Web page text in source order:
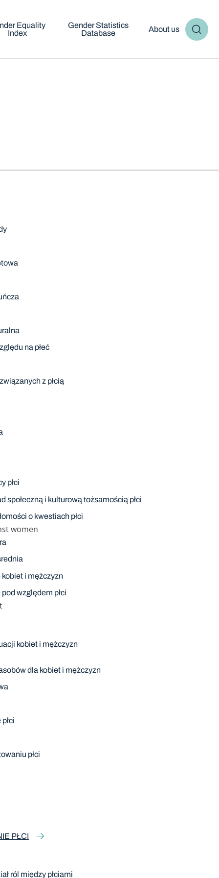
Equality
Index
Gender Statistics
Database
About us
na płeć
z płcią
płci
społeczną i kulturową tożsamością płci
o kwestiach płci
women
i mężczyzn
względem płci
kobiet i mężczyzn
dla kobiet i mężczyzn
płci
PŁCI
ról między płciami